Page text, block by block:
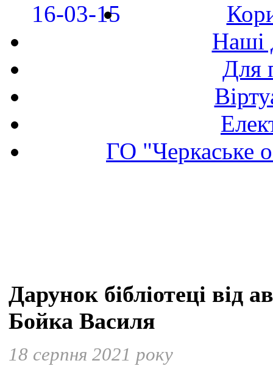
Наші
Для
ГО "Черкаське
Дарунок бібліотеці від
Бойка Василя
18 серпня 2021 року